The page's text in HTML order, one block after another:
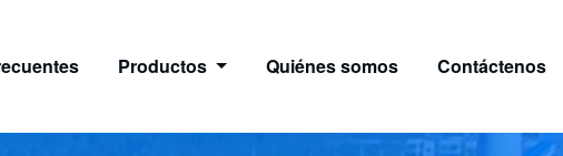
Productos Quiénes somos Contáctenos